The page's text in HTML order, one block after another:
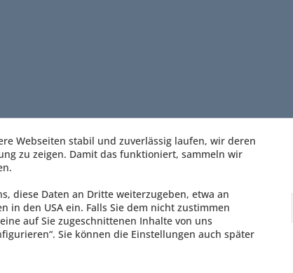
Webseiten stabil und zuverlässig laufen, wir deren
zu zeigen. Damit das funktioniert, sammeln wir
diese Daten an Dritte weiterzugeben, etwa an
den USA ein. Falls Sie dem nicht zustimmen
auf Sie zugeschnittenen Inhalte von uns
Sie können die Einstellungen auch später